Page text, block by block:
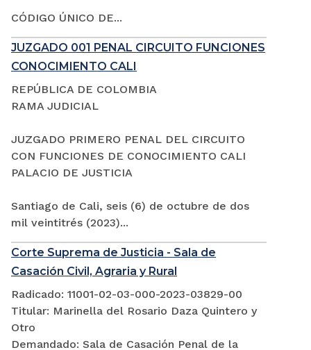
CÓDIGO ÚNICO DE...
JUZGADO 001 PENAL CIRCUITO FUNCIONES
CONOCIMIENTO CALI
REPÚBLICA DE COLOMBIA
RAMA JUDICIAL
JUZGADO PRIMERO PENAL DEL CIRCUITO
CON FUNCIONES DE CONOCIMIENTO CALI
PALACIO DE JUSTICIA
Santiago de Cali, seis (6) de octubre de dos
mil veintitrés (2023)...
Corte Suprema de Justicia - Sala de
Casación Civil, Agraria y Rural
Radicado: 11001-02-03-000-2023-03829-00
Titular: Marinella del Rosario Daza Quintero y
Otro
Demandado: Sala de Casación Penal de la